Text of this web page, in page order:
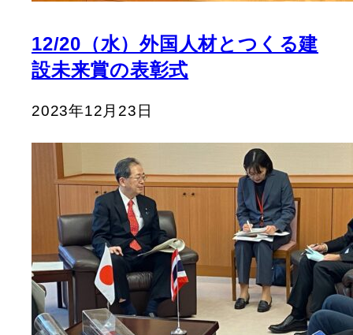
12/20（水）外国人材とつくる建
設未来賞の表彰式
2023年12月23日